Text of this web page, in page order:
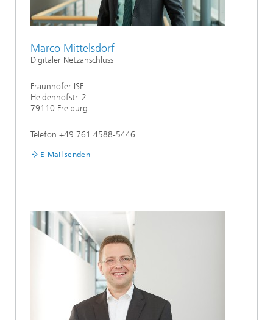
Marco Mittelsdorf
Digitaler Netzanschluss
Fraunhofer ISE
Heidenhofstr. 2
79110 Freiburg
Telefon +49 761 4588-5446
E-Mail senden